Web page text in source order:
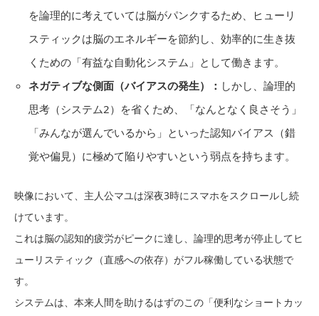
を論理的に考えていては脳がパンクするため、ヒューリ
スティックは脳のエネルギーを節約し、効率的に生き抜
くための「有益な自動化システム」として働きます。
ネガティブな側面（バイアスの発生）： しかし、論理的
思考（システム2）を省くため、「なんとなく良さそう」
「みんなが選んでいるから」といった認知バイアス（錯
覚や偏見）に極めて陥りやすいという弱点を持ちます。
映像において、主人公マユは深夜3時にスマホをスクロールし続
けています。
これは脳の認知的疲労がピークに達し、論理的思考が停止してヒ
ューリスティック（直感への依存）がフル稼働している状態で
す。
システムは、本来人間を助けるはずのこの「便利なショートカッ